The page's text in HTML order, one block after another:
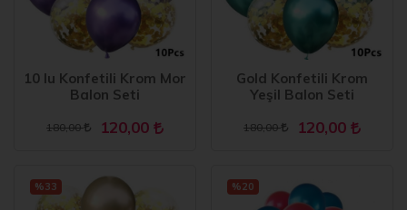
10 lu Konfetili Krom Mor
Balon Seti
180,00 120,00
Gold Konfetili Krom
Yeşil Balon Seti
180,00 120,00
%33 %20